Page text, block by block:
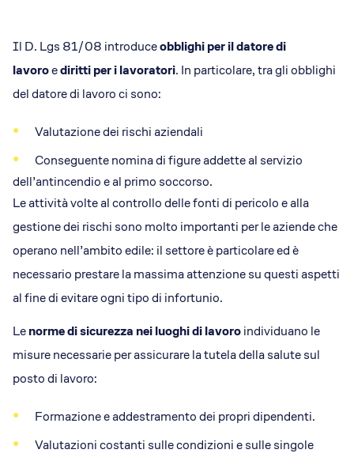
Il D. Lgs 81/08 introduceobblighi per il datore di
lavoroediritti per i lavoratori. In particolare, tra gli obblighi
del datore di lavoro ci sono:
Valutazione dei rischi aziendali
Conseguente nomina di figure addette al servizio
dell’antincendio e al primo soccorso.
Le attività volte al controllo delle fonti di pericolo e alla
gestione dei rischi sono molto importanti per le aziende che
operano nell’ambito edile: il settore è particolare ed è
necessario prestare la massima attenzione su questi aspetti
al fine di evitare ogni tipo di infortunio.
Lenorme di sicurezza nei luoghi di lavoroindividuano le
misure necessarie per assicurare la tutela della salute sul
posto di lavoro:
Formazione e addestramento dei propri dipendenti.
Valutazioni costanti sulle condizioni e sulle singole